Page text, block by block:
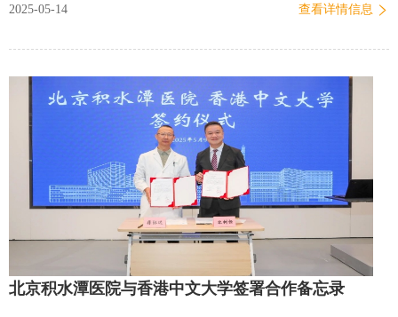
及骨科专家代表一同参会。 蒋协远全面介绍了医院发展概况，回顾了
养、科研共建等方面展开合作。刘畅充分肯定了双方合作对北京市骨
科学科建设的积极贡献，希望进一步加强京港专家互访交流，共同促
进双方的学科发展和人才培养。尹耀宗详细介绍了香港医院管理局的
机构设置和职能分工，并就未来京港合作提出了新思路。黄能文介绍
了香港骨科专科医生培训的培养计划和模式，通过新旧模式的对比，
直观地体现出新模式的合理性与优异性，为人才培养提供了有益借
鉴…
2025-05-14 查看详情信息
北京积水潭医院与香港中文大学签署合作备忘录